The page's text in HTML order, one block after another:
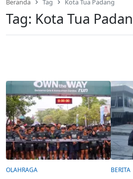
Beranda Tag Kota Tua Padang
Tag: Kota Tua
OLAHRAGA BERITA